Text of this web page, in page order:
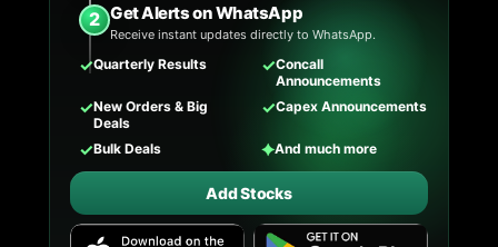
2 Get Alerts on WhatsApp
Receive instant updates directly to WhatsApp.
✓Quarterly Results ✓Concall
Announcements
✓New Orders & Big
Deals
✓Capex Announcements
✓Bulk Deals ✦And much more
Add Stocks